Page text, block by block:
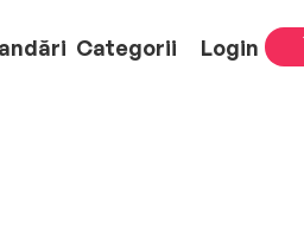
Categorii Login